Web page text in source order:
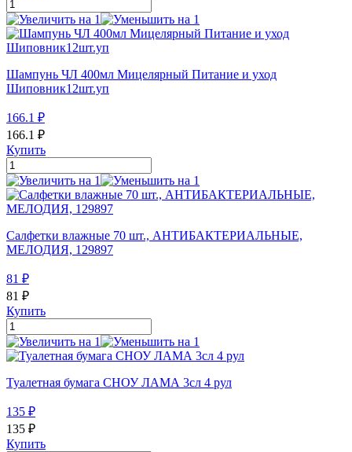
Шампунь ЧЛ 400мл Мицелярный Питание и уход
Шиповник12шт.уп
166.1 ₽
166.1 ₽
Купить
Салфетки влажные 70 шт., АНТИБАКТЕРИАЛЬНЫЕ,
МЕЛОДИЯ, 129897
81 ₽
81 ₽
Купить
Туалетная бумага СНОУ ЛАМА 3сл 4 рул
135 ₽
135 ₽
Купить